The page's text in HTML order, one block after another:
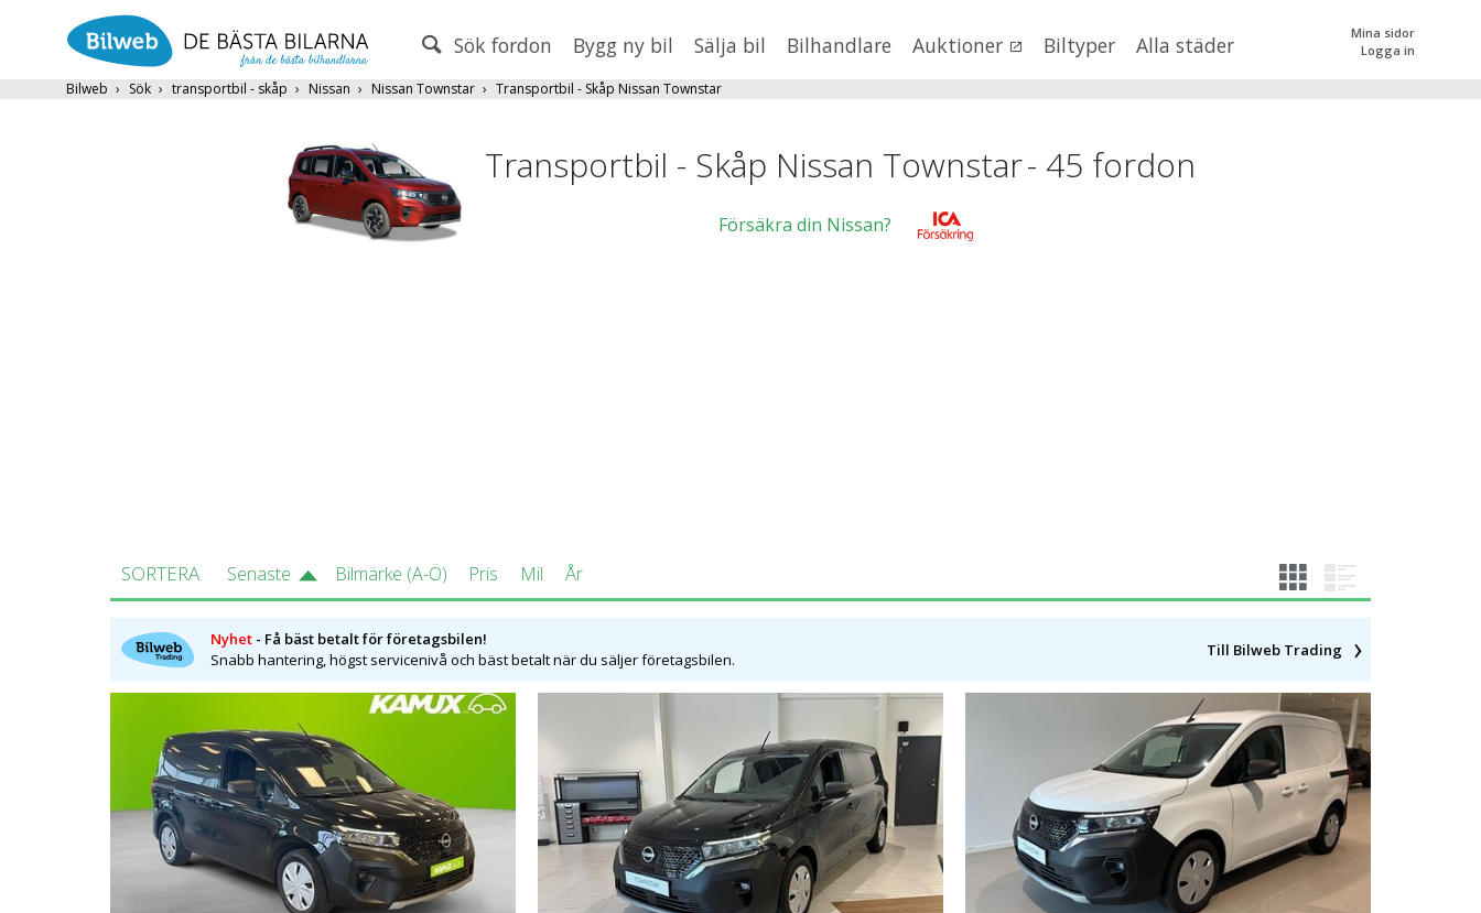
Sök fordon Bygg ny bil Sälja bil Bilhandlare Auktioner Biltyper Alla städer
Mina sidor
Logga in
Bilweb Sök transportbil - skåp Nissan Nissan Townstar Transportbil - Skåp Nissan Townstar
Endast fordon från MRF-anslutna handlare
Fritext
0 kr tillmer än 500000
Transportbil - Skåp Nissan Townstar- 45 fordon
Försäkra din Nissan?
SORTERA Senaste Bilmärke (A-Ö) Pris Mil År
Nyhet- Få bäst betalt för företagsbilen!
Snabb hantering, högst servicenivå och bäst betalt när du säljer företagsbilen.
Till Bilweb Trading